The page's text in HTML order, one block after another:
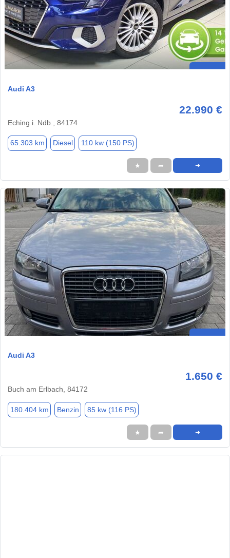
Audi A3
22.990 €
Eching i. Ndb., 84174
65.303 km Diesel 110 kw (150 PS)
★ ➦ ➜
Audi A3
1.650 €
Buch am Erlbach, 84172
180.404 km Benzin 85 kw (116 PS)
★ ➦ ➜